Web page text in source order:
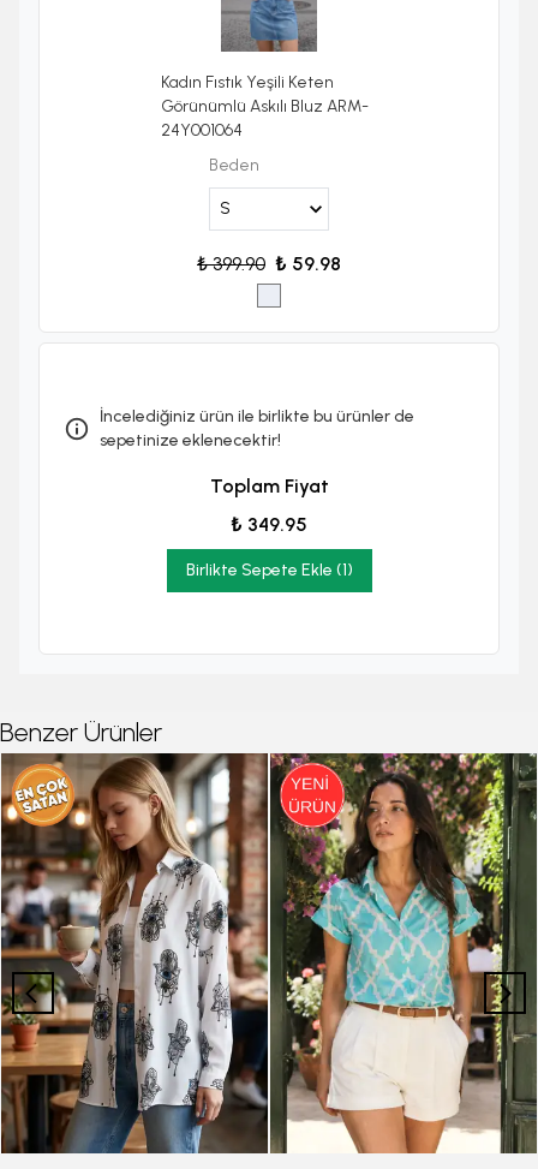
Kadın Fıstık Yeşili Keten
Görünümlü Askılı Bluz ARM-
24Y001064
Beden
₺ 399.90 ₺ 59.98
İncelediğiniz ürün ile birlikte bu ürünler de
sepetinize eklenecektir!
Toplam Fiyat
₺ 349.95
Birlikte Sepete Ekle (1)
Benzer Ürünler